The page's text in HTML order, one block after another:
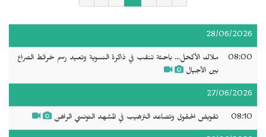
28/06/2026
08:00
ملاك الأكحل... باحثة تنقب في ذاكرة النسوية وتعيد رسم خرائط الصراع
بين الأجيال
27/06/2026
08:10 تقويض الحقوق وتصاعد الترهيب في المشهد التونسي الراهن